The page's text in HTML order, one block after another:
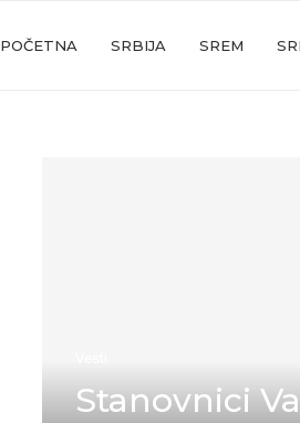
POČETNA SRBIJA SREM
Stanovnici